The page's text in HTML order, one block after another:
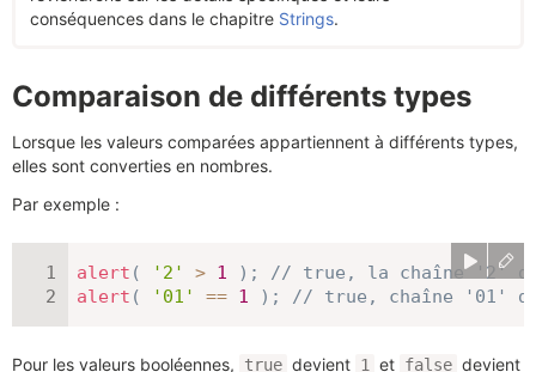
conséquences dans le chapitre Strings.
Comparaison de différents types
Lorsque les valeurs comparées appartiennent à différents types,
elles sont converties en nombres.
Par exemple :
alert ( '2' > 1 ) ;
// true, la chaîne '2'
alert ( '01' == 1 ) ; // true, chaîne '01'
Pour les valeurs booléennes, true devient 1 et false devient